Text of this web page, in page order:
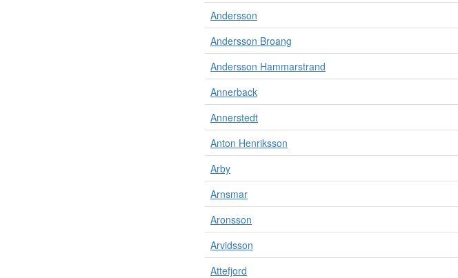
g
n
s
r
c
p
r
Andersson
Andersson Broang
Andersson Hammarstrand
Annerback
Annerstedt
Anton Henriksson
Arby
Arnsmar
Aronsson
Arvidsson
Attefjord